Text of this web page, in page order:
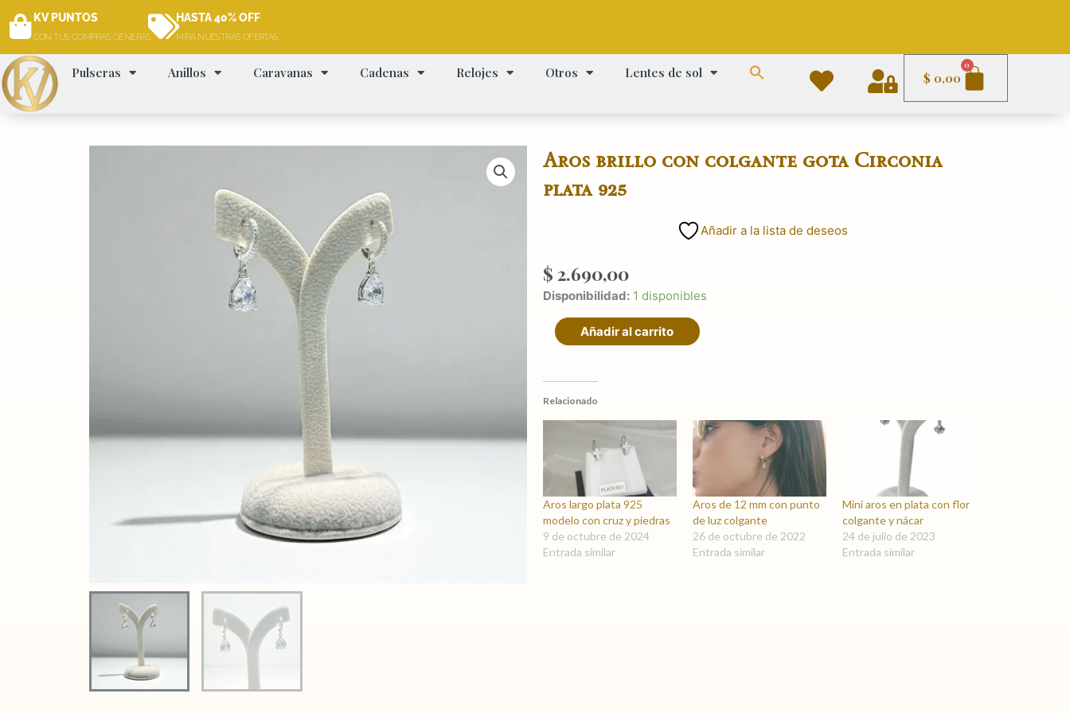
KV PUNTOS
CON TUS COMPRAS GENERAS
HASTA 40% OFF
MIRA NUESTRAS OFERTAS
Pulseras Anillos Caravanas Cadenas Relojes Otros Lentes de sol $ 0,00
0
Carrito
Aros brillo con colgante gota Circonia
plata 925
Añadir a la lista de deseos
$ 2.690,00
Disponibilidad: 1 disponibles
Aros
brillo
con
plata
Añadir al carrito
Relacionado
Aros largo plata 925
modelo con cruz y piedras
9 de octubre de 2024
Entrada similar
Aros de 12 mm con punto
de luz colgante
26 de octubre de 2022
Entrada similar
Mini aros en plata con flor
colgante y nácar
24 de julio de 2023
Entrada similar